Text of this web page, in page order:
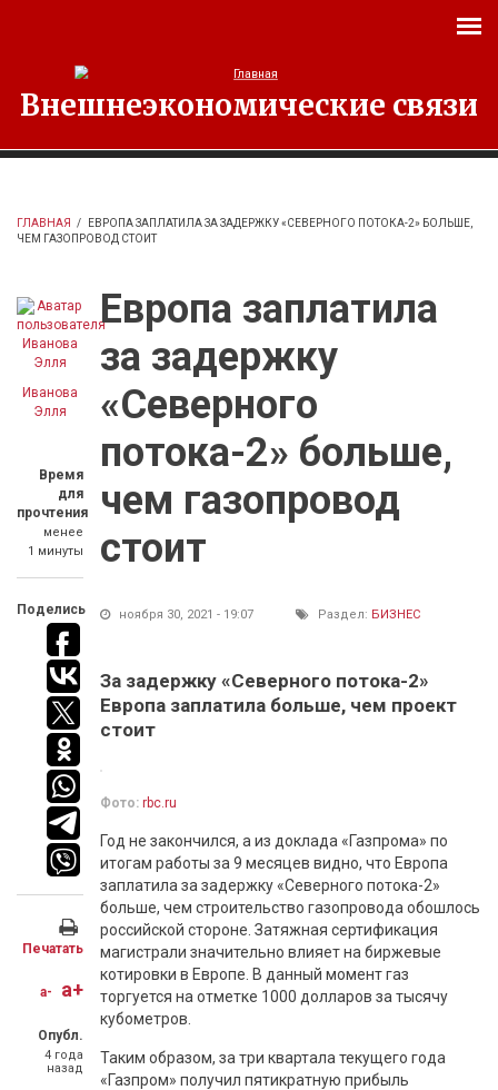
Внешнеэкономические связи
ГЛАВНАЯ /
ЕВРОПА ЗАПЛАТИЛА ЗА ЗАДЕРЖКУ «СЕВЕРНОГО ПОТОКА-2» БОЛЬШЕ,
ЧЕМ ГАЗОПРОВОД СТОИТ
Иванова
Элля
Время
для
прочтения
менее
1 минуты
Поделись
Печатать
a- a+
Опубл.
4 года
назад
Европа заплатила
за задержку
«Северного
потока-2» больше,
чем газопровод
стоит
ноября 30, 2021 - 19:07 Раздел: БИЗНЕС
За задержку «Северного потока-2»
Европа заплатила больше, чем проект
стоит
Фото: rbc.ru
Год не закончился, а из доклада «Газпрома» по
итогам работы за 9 месяцев видно, что Европа
заплатила за задержку «Северного потока-2»
больше, чем строительство газопровода обошлось
российской стороне. Затяжная сертификация
магистрали значительно влияет на биржевые
котировки в Европе. В данный момент газ
торгуется на отметке 1000 долларов за тысячу
кубометров.
Таким образом, за три квартала текущего года
«Газпром» получил пятикратную прибыль